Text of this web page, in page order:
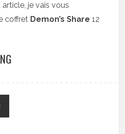
je vais vous
coffret Demon’s Share 12